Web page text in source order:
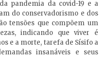
pandemia da covid-19 e a
do conservadorismo e dos
tensões que compõem um
indicando que viver é
e a morte, tarefa de Sísifo a
insanáveis e seus